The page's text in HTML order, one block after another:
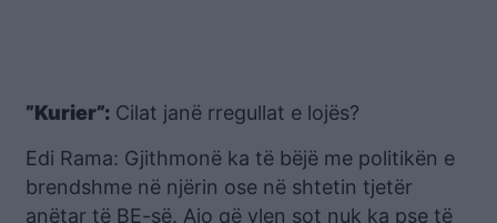
”Kurier”: Cilat janë rregullat e lojës?
Edi Rama: Gjithmonë ka të bëjë me politikën e
brendshme në njërin ose në shtetin tjetër
anëtar të BE-së. Ajo që vlen sot nuk ka pse të